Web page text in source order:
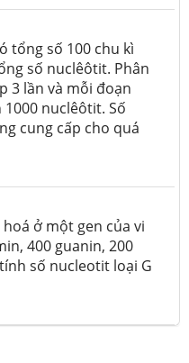
tổng số 100 chu kì
số nuclêôtit. Phân
3 lần và mỗi đoạn
nuclêôtit. Số
cung cấp cho quá
ở một gen của vi
400 guanin, 200
số nucleotit loại G